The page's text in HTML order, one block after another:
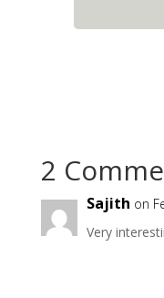
2
Sajith on
Very